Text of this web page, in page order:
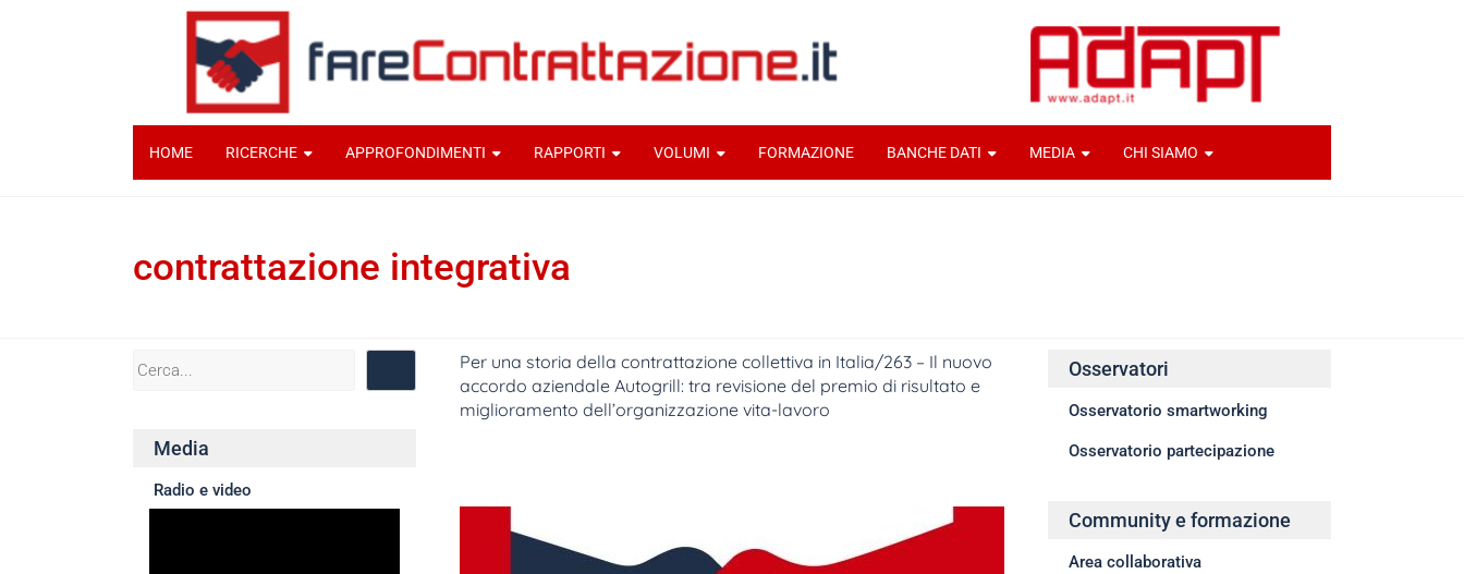
HOME RICERCHE APPROFONDIMENTI RAPPORTI VOLUMI FORMAZIONE BANCHE DATI MEDIA CHI SIAMO
contrattazione integrativa
Per una storia della contrattazione collettiva in Italia/263 – Il nuovo
accordo aziendale Autogrill: tra revisione del premio di risultato e
miglioramento dell’organizzazione vita-lavoro
Media
Radio e video
Osservatori
Osservatorio smartworking
Osservatorio partecipazione
Community e formazione
Area collaborativa